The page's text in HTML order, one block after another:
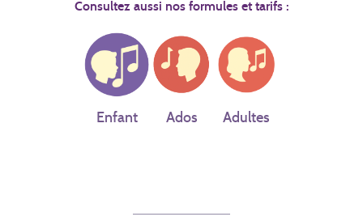
Consultez aussi nos formules et tarifs :
Enfant Ados Adultes